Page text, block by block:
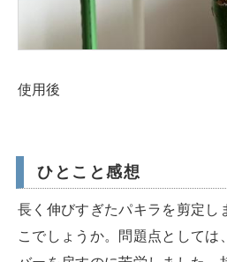
使用後
ひとこと感想
長く伸びすぎたパキラを剪定し
こでしょうか。問題点としては